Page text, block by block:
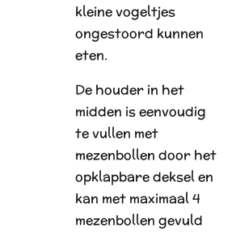
kleine vogeltjes
ongestoord kunnen
eten.
De houder in het
midden is eenvoudig
te vullen met
mezenbollen door het
opklapbare deksel en
kan met maximaal 4
mezenbollen gevuld